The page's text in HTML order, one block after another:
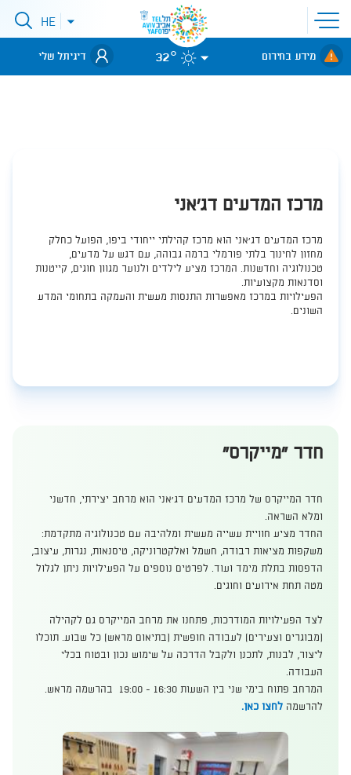
סגירת
תפריט
אתר
לאתר עיריית
תל-אביב
פתיחתHE
מידע בחירום 32° דיגיתל שלי
מרכז המדעים דג'אני
​​מרכז המדעים דג'אני הוא מרכז קהילתי ייחודי ביפו, הפועל כחלק
מחזון לחינוך בלתי פורמלי ברמה גבוהה, עם דגש על מדעים,
טכנולוגיה וחדשנות. המרכז מציע לילדים ולנוער מגוון חוגים, קייטנות
וסדנאות מקצועיות.
הפעילויות במרכז מאפשרות התנסות מעשית והעמקה בתחומי המדע
השונים.
חדר "מייקרס"
​חדר המייקרס של מרכז המדעים דג'אני הוא מרחב יצירתי, חדשני
ומלא השראה.
החדר מציע חוויית עשייה מעשית ומלהיבה עם טכנולוגיה מתקדמת:
משקפות מציאות רבודה, חשמל ואלקטרוניקה, טיסנאות, נגרות, עיצוב,
הדפסות בתלת מימד ועוד. לפרטים נוספים על הפעילויות ניתן לגלול
מטה תחת אירועים וחוגים.
לצד הפעילויות המודרכות, פתחנו את מרחב המייקרס גם לקהילה
(מבוגרים וצעירים) לעבודה חופשית (בתיאום מראש) כל שבוע. תוכלו
ליצור, לבנות, לתכנן ולקבל הד​רכה על שימוש נכון ובטוח בכלי
העבודה.
המרחב פתוח בימי שני בין השעות 16:30 - 19:00 בהרשמה מראש.
להרשמה לחצו כאן. ​